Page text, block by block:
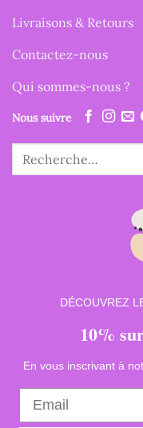
Livraisons & Retours
Contactez-nous
Qui sommes-nous ?
Nous suivre
Recherche
pour :
DÉCOUVREZ
10%
En vous inscrivant à